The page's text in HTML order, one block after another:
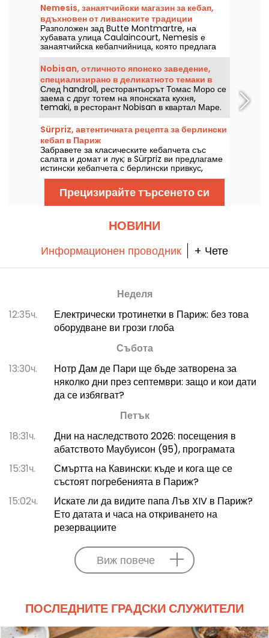
Nemesis, занаятчийски магазин за кебап,
вдъхновен от ливанските традиции
Разположен зад Butte Montmartre, на
хубавата улица Caulaincourt, Nemesis е
занаятчийска кебапчийница, която предлага
100% домашно приготвени сандвичи и
гарнитури. Модерно място, предлагащо
ливански вкусове, което трябва да бъде
открито в 18-и район на Париж.
Nobisan, отличното японско заведение,
специализирано в деликатното темаки в
квартал Маре.
След handroll, ресторантьорът Томас Моро се
заема с друг тотем на японската кухня,
temaki, в ресторант Nobisan в квартал Маре.
С голяма финес, този благороден адрес е
истински успех.
Sürpriz, автентичната рецепта за берлински
кебап в Париж
Забравете за класическите кебапчета със
салата и домат и лук; в Sürpriz ви предлагаме
истински кебапчета с берлински привкус,
пълни с пресни зеленчуци, перфектно
изпечено месо и домашно приготвени сосове.
Добри новини за жителите на Източен Париж: в
Бастилията току-що отвори врати нов адрес!
Прецизирайте търсенето си
НОВИНИ
Информационен проводник + Чете
Неделя
12:35ч.
Електрически тротинетки в Париж: без това
оборудване ви грози глоба
Събота
13:30ч.
Нотр Дам де Пари ще бъде затворена за
няколко дни през септември: защо и кои дати
да се избягват?
Петък
18:31ч.
Дни на наследството 2026: посещения в
абатството Маубуисон (95), програмата
15:31ч.
Смъртта на Кавински: къде и кога ще се
състоят погребенията в Париж?
15:02ч.
Искате ли да видите папа Лъв XIV в Париж?
Ето датата и часа на откриването на
резервациите
Виж повече
ПОСЛЕДНИТЕ ГРАДСКИ СЛУЖИТЕЛИ